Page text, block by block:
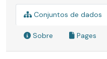
Conjuntos de dados
Sobre Pages